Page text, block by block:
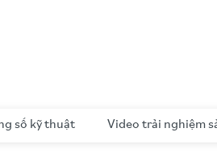
số kỹ thuật Video trải nghiệm